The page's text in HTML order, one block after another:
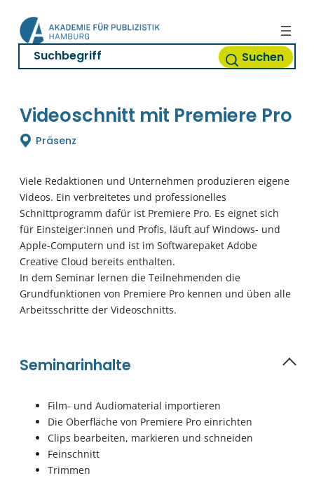
Inhalt
springen
Suchen
Videoschnitt mit Premiere Pro
Präsenz
Viele Redaktionen und Unternehmen produzieren eigene
Videos. Ein verbreitetes und professionelles
Schnittprogramm dafür ist Premiere Pro. Es eignet sich
für Einsteiger:innen und Profis, läuft auf Windows- und
Apple-Computern und ist im Softwarepaket Adobe
Creative Cloud bereits enthalten.
In dem Seminar lernen die Teilnehmenden die
Grundfunktionen von Premiere Pro kennen und üben alle
Arbeitsschritte der Videoschnitts.
Seminarinhalte
Film- und Audiomaterial importieren
Die Oberfläche von Premiere Pro einrichten
Clips bearbeiten, markieren und schneiden
Feinschnitt
Trimmen